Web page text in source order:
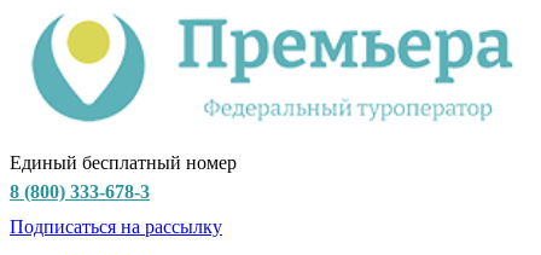
Единый бесплатный номер
8 (800) 333-678-3
Подписаться на рассылку